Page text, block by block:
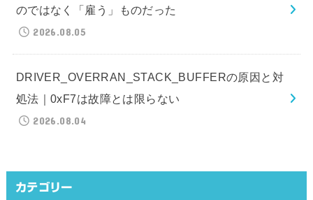
のではなく「雇う」ものだった
2026.08.05
DRIVER_OVERRAN_STACK_BUFFERの原因と対
処法｜0xF7は故障とは限らない
2026.08.04
カテゴリー